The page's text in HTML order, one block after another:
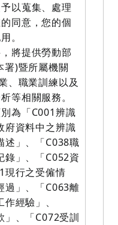
以蒐集、處理
同意，您的個
。
將提供勞動部
署)暨所屬機關
、職業訓練以及
等相關服務。
為「C001辨識
府資料中之辨識
述」、「C038職
錄」、「C052資
現行之受僱情
過」、「C063離
經驗」、
」、「C072受訓